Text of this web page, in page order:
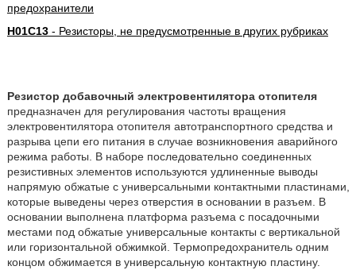
предохранители
H01C13- Резисторы, не предусмотренные в других рубриках
Резистор добавочный электровентилятора отопителя
предназначен для регулирования частоты вращения
электровентилятора отопителя автотранспортного средства и
разрыва цепи его питания в случае возникновения аварийного
режима работы. В наборе последовательно соединенных
резистивных элементов используются удлиненные выводы
напрямую обжатые с универсальными контактными пластинами,
которые выведены через отверстия в основании в разъем. В
основании выполнена платформа разъема с посадочными
местами под обжатые универсальные контакты с вертикальной
или горизонтальной обжимкой. Термопредохранитель одним
концом обжимается в универсальную контактную пластину.